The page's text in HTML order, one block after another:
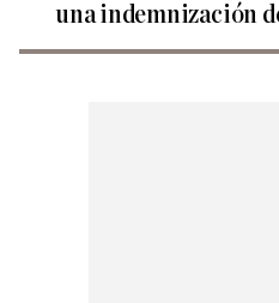
una indemnización